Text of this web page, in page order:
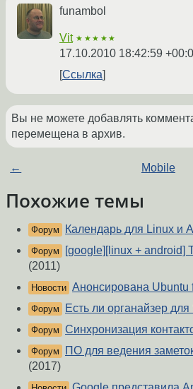
funambol
Vit ★★★★★
17.10.2010 18:42:59
Ссылка
Вы не можете добавлять
перемещена в архив.
← Mobile
Похожие темы
Форум Календарь для Linux и
Форум
[google][linux + android]
(2011)
Новости Анонсирована Ubuntu
Форум Есть ли органайзер
Форум Синхронизация
Форум
ПО для ведения
(2017)